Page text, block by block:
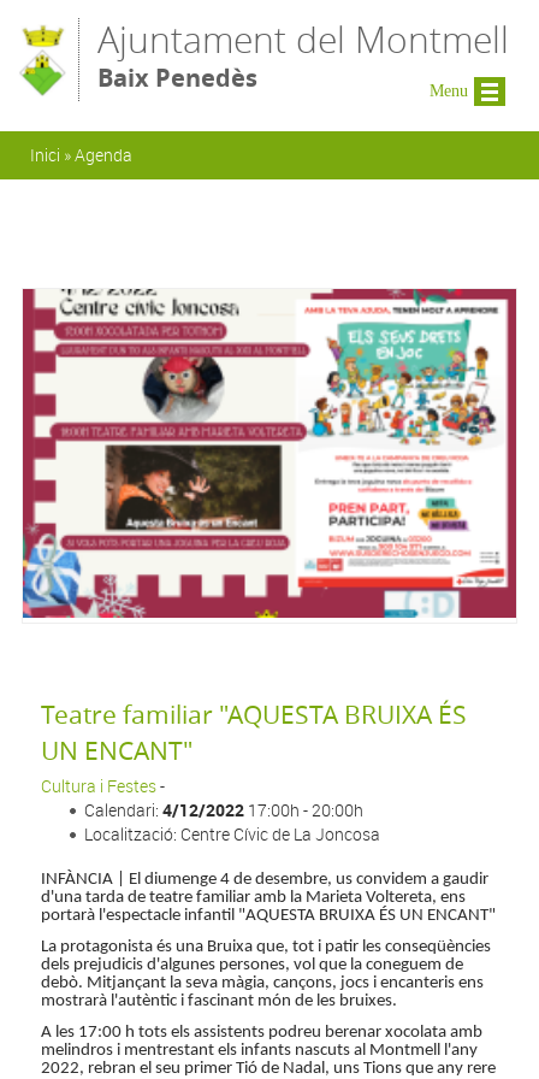
Ajuntament del Montmell
Baix Penedès
Esteu aquí
Inici »Agenda
Teatre familiar "AQUESTA BRUIXA ÉS
UN ENCANT"
Cultura i Festes-
Calendari:4/12/2022 17:00h - 20:00h
Localització: Centre Cívic de La Joncosa
INFÀNCIA | El diumenge 4 de desembre, us convidem a gaudir
d'una tarda de teatre familiar amb la Marieta Voltereta, ens
portarà l'espectacle infantil "AQUESTA BRUIXA ÉS UN ENCANT"
La protagonista és una Bruixa que, tot i patir les conseqüències
dels prejudicis d'algunes persones, vol que la coneguem de
debò. Mitjançant la seva màgia, cançons, jocs i encanteris ens
mostrarà l'autèntic i fascinant món de les bruixes.
A les 17:00 h tots els assistents podreu berenar xocolata amb
melindros i mentrestant els infants nascuts al Montmell l'any
2022, rebran el seu primer Tió de Nadal, uns Tions que any rere
Menu